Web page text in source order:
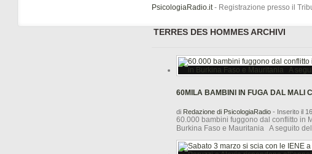
TERRES DES HOMMES ARCHIVI
60MILA BAMBINI IN FUGA DAL MALI
di Redazione di PsicologiaRadio - Inserito il
60.000 bambini fuggono dal conflitto in
Burkina Faso e Mauritania A seguito
PsicologiaRadio.it- Registrazione presso il